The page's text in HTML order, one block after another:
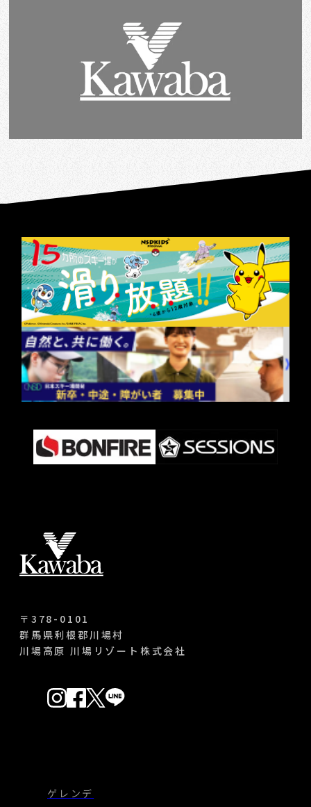
〒378-0101
群馬県利根郡川場村
川場高原 川場リゾート株式会社
ゲレンデ